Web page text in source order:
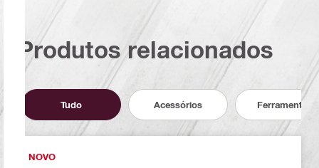
Produtos relacionados
Tudo Acessórios Ferramentas
NOVO